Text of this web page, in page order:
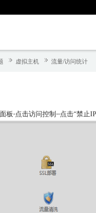
虚拟主机 流量/访问统计
板-点击访问控制 --点击“禁止